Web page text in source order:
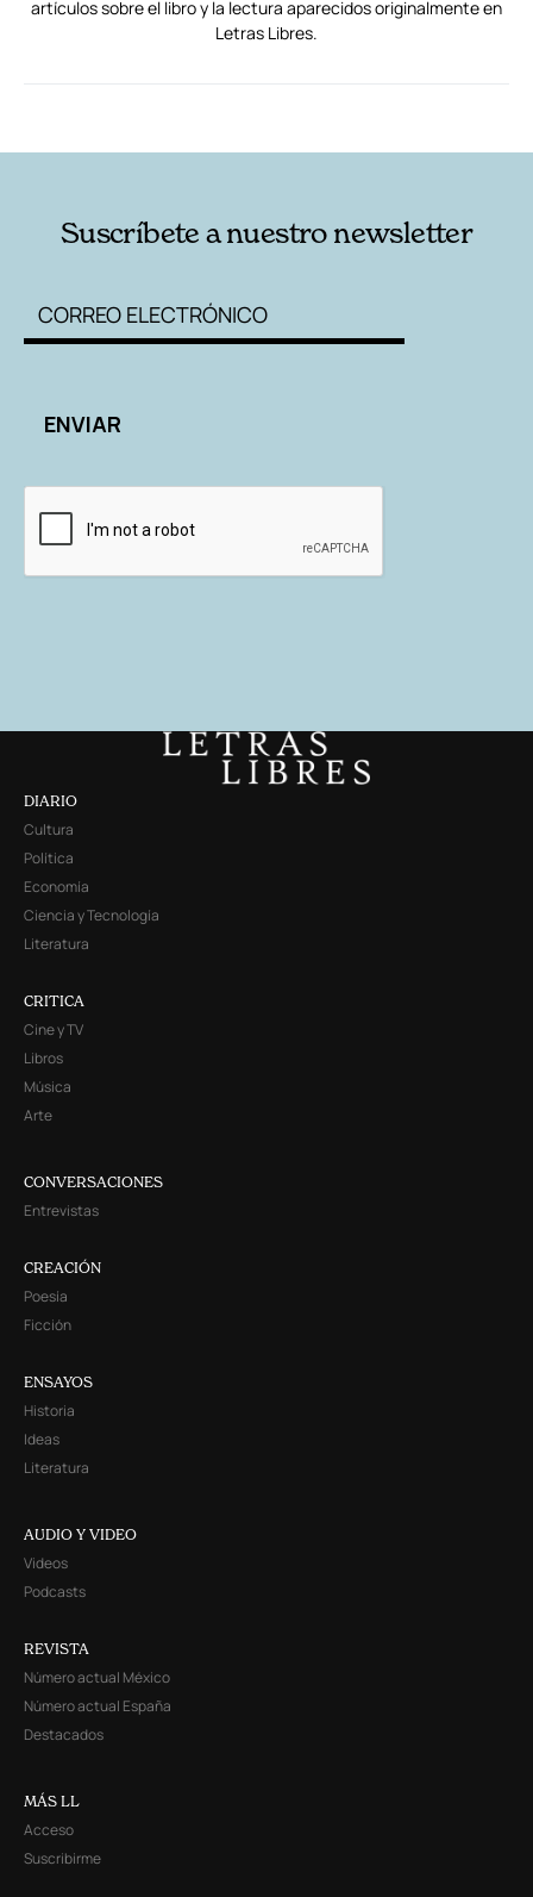
artículos sobre el libro y la lectura aparecidos originalmente en
Letras Libres.
Suscríbete a nuestro newsletter
DIARIO
Cultura
Política
Economía
Ciencia y Tecnología
Literatura
CRITICA
Cine y TV
Libros
Música
Arte
CONVERSACIONES
Entrevistas
CREACIÓN
Poesía
Ficción
ENSAYOS
Historia
Ideas
Literatura
AUDIO Y VIDEO
Videos
Podcasts
REVISTA
Número actual México
Número actual España
Destacados
MÁS LL
Acceso
Suscribirme